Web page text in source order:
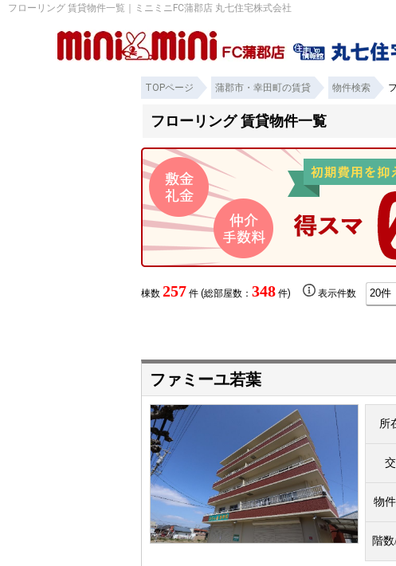
フローリング 賃貸物件一覧｜ミニミニFC蒲郡店 丸七住宅株式会社
TOPページ 蒲郡市・幸田町の賃貸 物件検索
フローリング 賃貸物件一覧
棟数 257 件 (総部屋数： 348 件) 表示件数
ファミーユ若葉
所
物
階